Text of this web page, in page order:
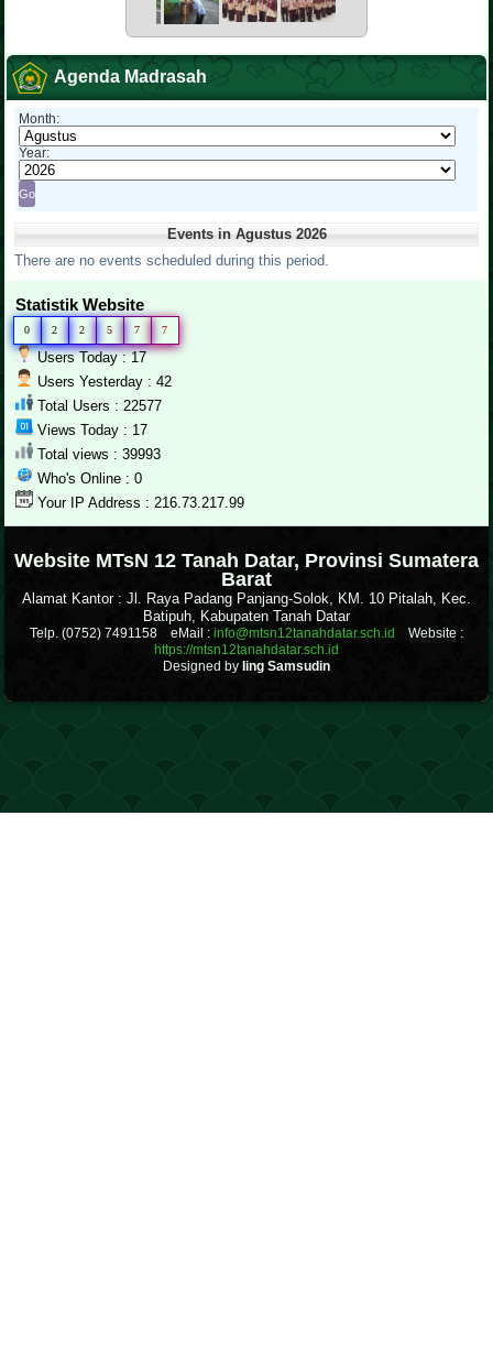
Agenda Madrasah
Month:
Year:
Events in Agustus 2026
There are no events scheduled during this period.
Statistik Website
0 2 2 5 7 7
Users Today : 17
Users Yesterday : 42
Total Users : 22577
Views Today : 17
Total views : 39993
Who's Online : 0
Your IP Address : 216.73.217.99
Website MTsN 12 Tanah Datar, Provinsi Sumatera
Barat
Alamat Kantor : Jl. Raya Padang Panjang-Solok, KM. 10 Pitalah, Kec.
Batipuh, Kabupaten Tanah Datar
Telp. (0752) 7491158 eMail : info@mtsn12tanahdatar.sch.id
Website :
https://mtsn12tanahdatar.sch.id
Designed by Iing Samsudin